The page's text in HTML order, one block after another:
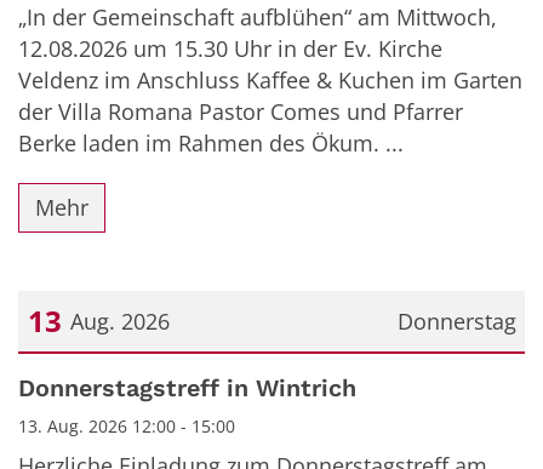
„In der Gemeinschaft aufblühen“ am Mittwoch,
12.08.2026 um 15.30 Uhr in der Ev. Kirche
Veldenz im Anschluss Kaffee & Kuchen im Garten
der Villa Romana Pastor Comes und Pfarrer
Berke laden im Rahmen des Ökum. ...
Mehr
Donnerstag
13 Aug. 2026
Datum: 13. August 2026
Donnerstagstreff in Wintrich
13. Aug. 2026 12:00 - 15:00